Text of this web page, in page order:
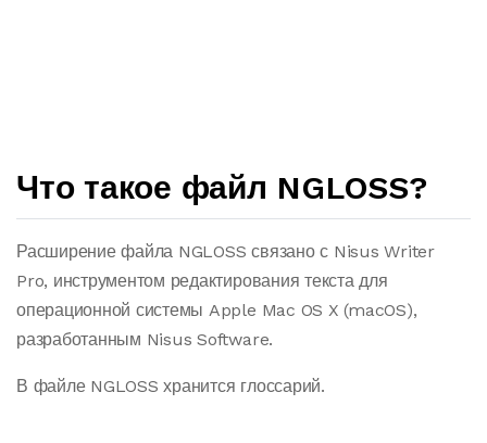
Что такое файл NGLOSS?
Расширение файла NGLOSS связано с Nisus Writer
Pro, инструментом редактирования текста для
операционной системы Apple Mac OS X (macOS),
разработанным Nisus Software.
В файле NGLOSS хранится глоссарий.